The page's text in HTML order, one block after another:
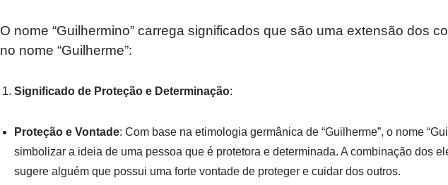
O nome “Guilhermino” carrega significados que são uma extensão dos
no nome “Guilherme”:
Significado de Proteção e Determinação:
Proteção e Vontade: Com base na etimologia germânica de “Guilherme”, o nome
simbolizar a ideia de uma pessoa que é protetora e determinada. A combinação dos
sugere alguém que possui uma forte vontade de proteger e cuidar dos outros.